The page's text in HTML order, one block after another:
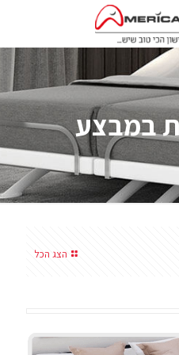
במבצע
הצג הכל